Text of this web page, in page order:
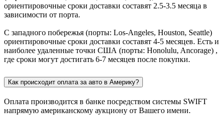
ориентировочные сроки доставки составят 2.5-3.5 месяца в
зависимости от порта.
С западного побережья (порты: Los-Angeles, Houston, Seattle)
ориентировочные сроки доставки составят 4-5 месяцев. Есть и
наиболее удаленные точки США (порты: Honolulu, Ancorage) ,
где сроки могут достигать 6-7 месяцев после покупки.
Как происходит оплата за авто в Америку?
Оплата производится в банке посредством системы SWIFT
напрямую американскому аукциону от Вашего имени.